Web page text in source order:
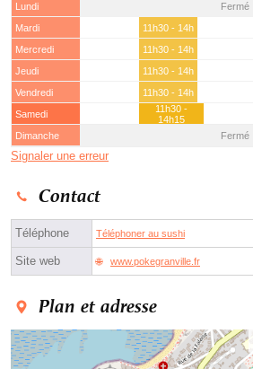
Lundi
Fermé
Mardi
11h30 - 14h
Mercredi
11h30 - 14h
Jeudi
11h30 - 14h
Vendredi
11h30 - 14h
Samedi
11h30 -
14h15
Dimanche
Fermé
Signaler une erreur
Contact
Téléphone Téléphoner au sushi
Site web www.pokegranville.fr
Plan et adresse